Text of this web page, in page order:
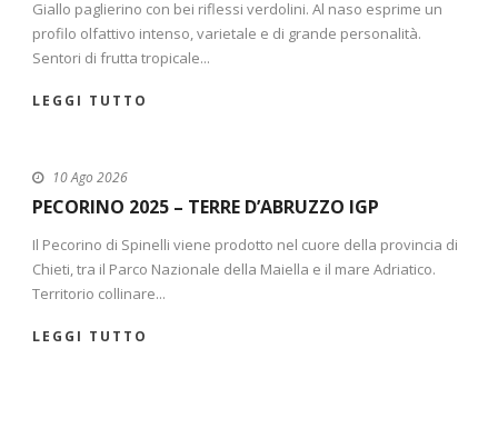
Giallo paglierino con bei riflessi verdolini. Al naso esprime un
profilo olfattivo intenso, varietale e di grande personalità.
Sentori di frutta tropicale...
LEGGI TUTTO
10 Ago 2026
PECORINO 2025 – TERRE D’ABRUZZO IGP
Il Pecorino di Spinelli viene prodotto nel cuore della provincia di
Chieti, tra il Parco Nazionale della Maiella e il mare Adriatico.
Territorio collinare...
LEGGI TUTTO